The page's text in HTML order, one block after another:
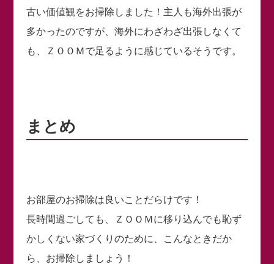
古い価値観をお掃除しました！主人も海外出張が
多かったのですが、海外にわざわざ出張しなくて
も、ＺＯＯＭで足るように感じているそうです。
まとめ
お部屋のお掃除は良いことだらけです！
長時間過ごしても、ＺＯＯＭに移り込んでも恥ず
かしくない家づくりのために、こんなときだか
ら、お掃除しましょう！